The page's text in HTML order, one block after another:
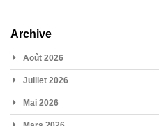
Archive
Août 2026
Juillet 2026
Mai 2026